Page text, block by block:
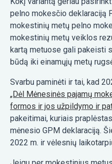
pelno mokesčio deklaraciją
mokestinių metų pelno
mokestinių metų veiklos
kartą metuose gali pakeisti
būdą iki einamųjų metų
Svarbu paminėti ir tai, kad
„Dėl Mėnesinės pajamų
formos ir jos užpildymo ir
pakeitimai, kuriais
mėnesio GPM deklaraciją.
2022 m. ir vėlesnių